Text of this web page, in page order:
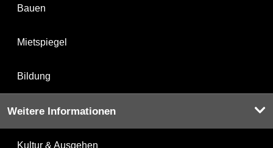
Bauen
Mietspiegel
Bildung
Weitere Informationen
Kultur & Ausgehen